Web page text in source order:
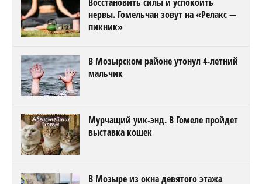
нервы. Гомельчан зовут на «Релакс —
пикник»
В Мозырском районе утонул 4-летний
мальчик
Мурчащий уик-энд. В Гомеле пройдет
выставка кошек
В Мозыре из окна девятого этажа